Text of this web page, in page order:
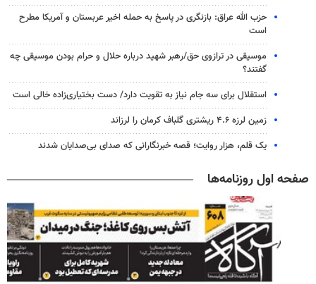
حزب الله عراق: بازنگری در پاسخ به حمله اخیر عربستان و آمریکا مطرح
است
موسیقی در ترازوی حق/رهبر شهید درباره حلال و حرام بودن موسیقی چه
گفتند؟
استقلال برای سه جام نیاز به تقویت دارد/ دست بختیاری‌زاده خالی است
زمین لرزه ۴.۶ ریشتری گلباف کرمان را لرزاند
یک قلم، هزار روایت؛ قصه خبرنگارانی که صدای بی‌صدایان شدند
صفحه اول روزنامه‌ها